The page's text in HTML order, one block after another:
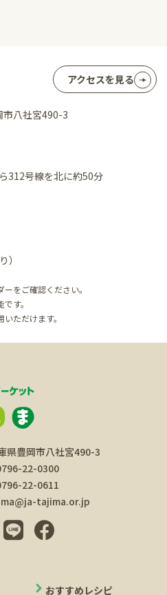
アクセスを見る
八社宮490-3
312号線を北に約50分
）
をご確認ください。
す。
ただけます。
豊岡市八社宮490-3
22-0300
22-0611
tajima.or.jp
おすすめレシピ